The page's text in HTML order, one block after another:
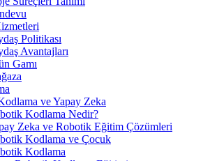
Politikası
Avantajları
Gamı
ve Yapay Zeka
Kodlama Nedir?
Zeka ve Robotik Eğitim Çözümleri
Kodlama ve Çocuk
Kodlama